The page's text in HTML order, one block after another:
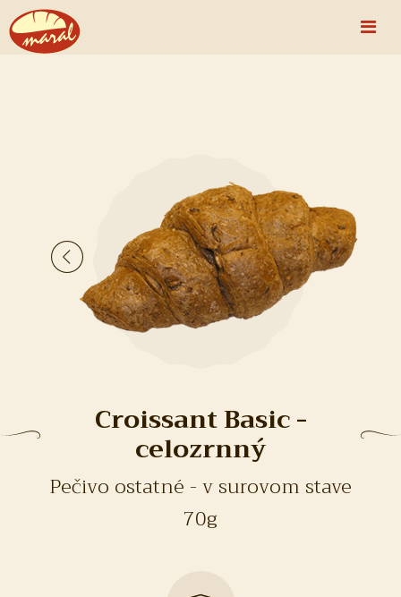
Croissant Basic -
celozrnný
Pečivo ostatné - v surovom stave
70g